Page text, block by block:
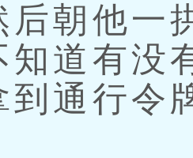
后朝他一
知道有没
到通行令